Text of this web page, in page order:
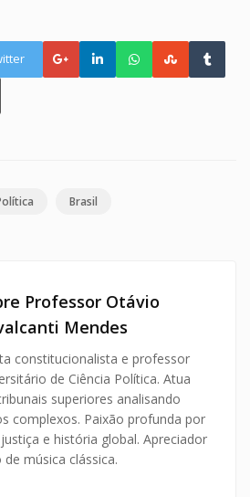
Brasil
Professor Otávio
Mendes
constitucionalista e professor
de Ciência Política. Atua
superiores analisando
complexos. Paixão profunda por
e história global. Apreciador
de música clássica.